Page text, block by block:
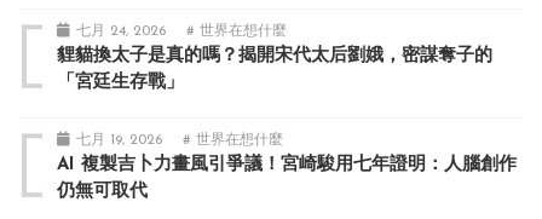
七月 24, 2026 # 世界在想什麼
貍貓換太子是真的嗎？揭開宋代太后劉娥，密謀奪子的
「宮廷生存戰」
七月 19, 2026 # 世界在想什麼
AI 複製吉卜力畫風引爭議！宮崎駿用七年證明：人腦創作
仍無可取代